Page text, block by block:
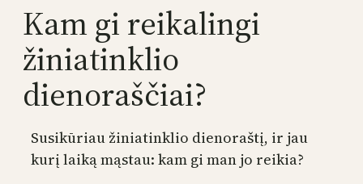
Kam gi reikalingi
žiniatinklio
dienoraščiai?
Susikūriau žiniatinklio dienoraštį, ir jau
kurį laiką mąstau: kam gi man jo reikia?